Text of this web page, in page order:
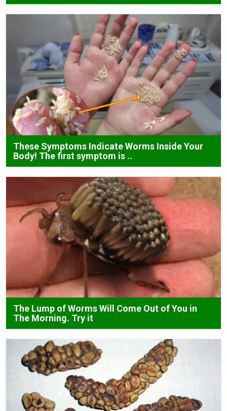
These Symptoms Indicate Worms Inside Your
Body! The first symptom is ..
The Lump of Worms Will Come Out of You in
The Morning. Try it